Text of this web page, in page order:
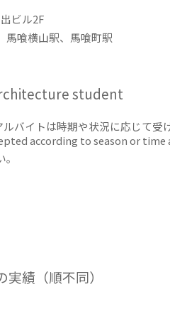
ビル2F
馬喰横山駅、馬喰町駅
student
バイトは時期や状況に応じて受
according to season or time
績（順不同）